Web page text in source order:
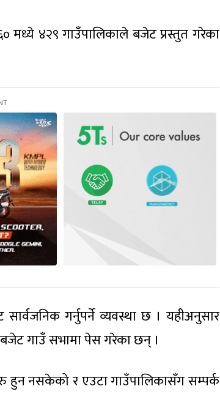
मध्ये ४२९ गाउँपालिकाले बजेट प्रस्तुत गरेका
गर्नुपर्ने व्यवस्था छ । यहीअनुसार
गाउँ सभामा पेस गरेका छन् ।
हुन नसकेको र एउटा गाउँपालिकासँग सम्पर्क